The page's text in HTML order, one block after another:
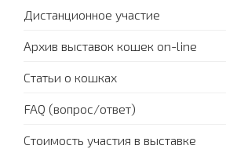
Дистанционное участие
Архив выставок кошек on-line
Статьи о кошках
FAQ (вопрос/ответ)
Стоимость участия в выставке